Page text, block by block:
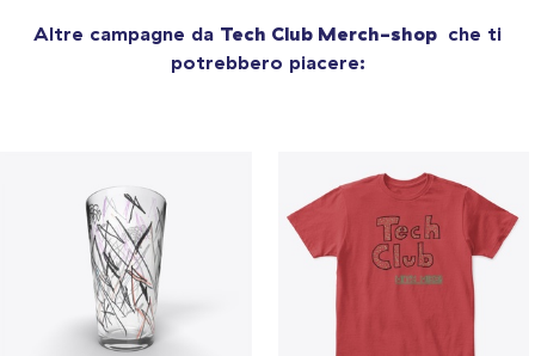
Altre campagne da Tech Club Merch-shop che ti
potrebbero piacere: